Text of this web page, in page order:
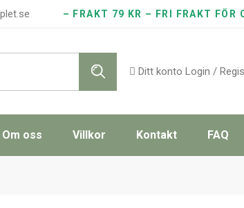
– FRAKT 79 KR – FRI FRAKT FÖR
Ditt konto Login /
Om oss Villkor Kontakt FAQ